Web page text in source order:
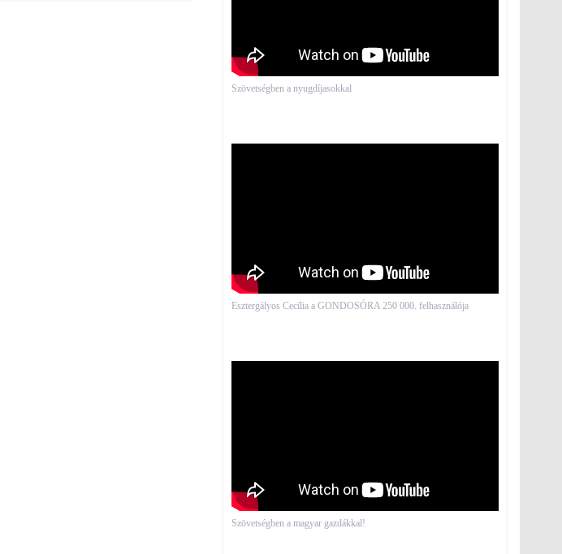
Szövetségben a nyugdíjasokkal
Esztergályos Cecília a GONDOSÓRA 250 000. felhasználója
Szövetségben a magyar gazdákkal!